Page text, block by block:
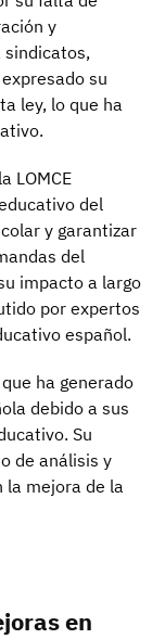
y
sindicatos,
su
ley, lo que ha
LOMCE
del
y garantizar
del
impacto a largo
por expertos
español.
ha generado
debido a sus
Su
de análisis y
la mejora de la
en